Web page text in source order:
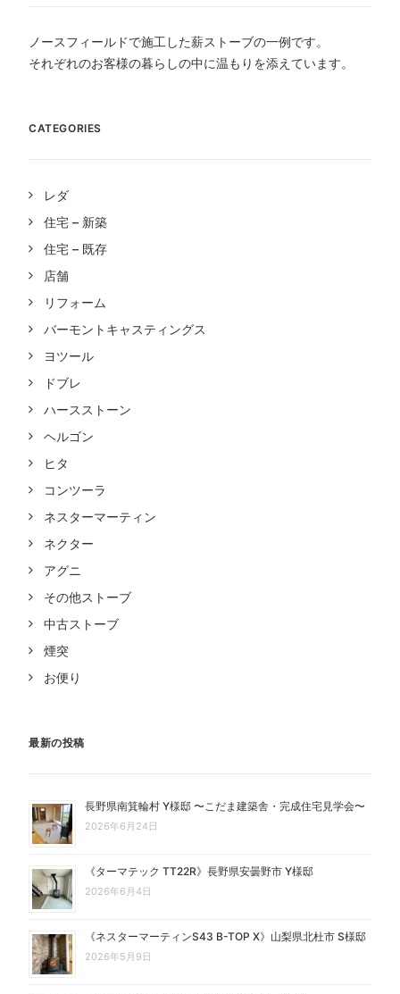
ノースフィールドで施工した薪ストーブの一例です。
それぞれのお客様の暮らしの中に温もりを添えています。
CATEGORIES
レダ
住宅 – 新築
住宅 – 既存
店舗
リフォーム
バーモントキャスティングス
ヨツール
ドブレ
ハースストーン
ヘルゴン
ヒタ
コンツーラ
ネスターマーティン
ネクター
アグニ
その他ストーブ
中古ストーブ
煙突
お便り
最新の投稿
長野県南箕輪村 Y様邸 〜こだま建築舎・完成住宅見学会〜
2026年6月24日
《ターマテック TT22R》長野県安曇野市 Y様邸
2026年6月4日
《ネスターマーティンS43 B-TOP X》山梨県北杜市 S様邸
2026年5月9日